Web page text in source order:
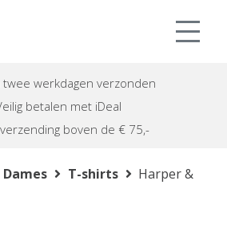
twee werkdagen verzonden
betalen met iDeal
boven de € 75,-
Dames T-shirts
Harper &